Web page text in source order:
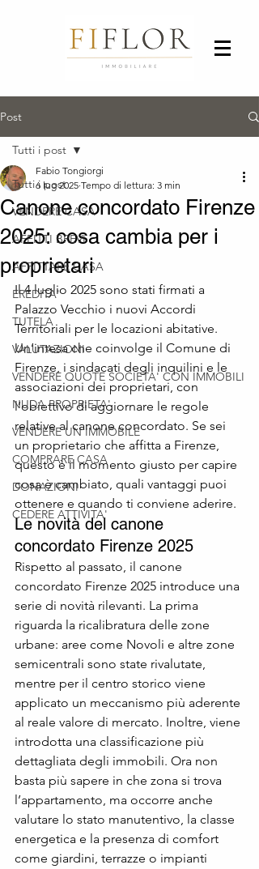
Post
Tutti i post
VENDERE CASA
AFFITTI BREVI
AFFITTARE CASA
EREDITA'
TUTELA
VALUTAZIONI
VENDERE QUOTE SOCIETA' CON IMMOBILI
NUDA PROPRIETA'
VENDERE UN IMMOBILE
COMPRARE CASA
DONAZIONI
CEDERE ATTIVITA'
Tutti i post
Canone concordato Firenze
2025: cosa cambia per i
proprietari
Fabio Tongiorgi
6 lug 2025 Tempo di lettura: 3 min
Il 4 luglio 2025 sono stati firmati a
Palazzo Vecchio i nuovi Accordi
Territoriali per le locazioni abitative.
Un’intesa che coinvolge il Comune di
Firenze, i sindacati degli inquilini e le
associazioni dei proprietari, con
l’obiettivo di aggiornare le regole
relative al canone concordato. Se sei
un proprietario che affitta a Firenze,
questo è il momento giusto per capire
cosa è cambiato, quali vantaggi puoi
ottenere e quando ti conviene aderire.
Le novità del canone
concordato Firenze 2025
Rispetto al passato, il canone
concordato Firenze 2025 introduce una
serie di novità rilevanti. La prima
riguarda la ricalibratura delle zone
urbane: aree come Novoli e altre zone
semicentrali sono state rivalutate,
mentre per il centro storico viene
applicato un meccanismo più aderente
al reale valore di mercato. Inoltre, viene
introdotta una classificazione più
dettagliata degli immobili. Ora non
basta più sapere in che zona si trova
l’appartamento, ma occorre anche
valutare lo stato manutentivo, la classe
energetica e la presenza di comfort
come giardini, terrazze o impianti